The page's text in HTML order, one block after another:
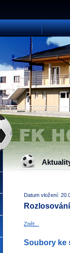
Datum vložení:
Zpět...
Soubory ke